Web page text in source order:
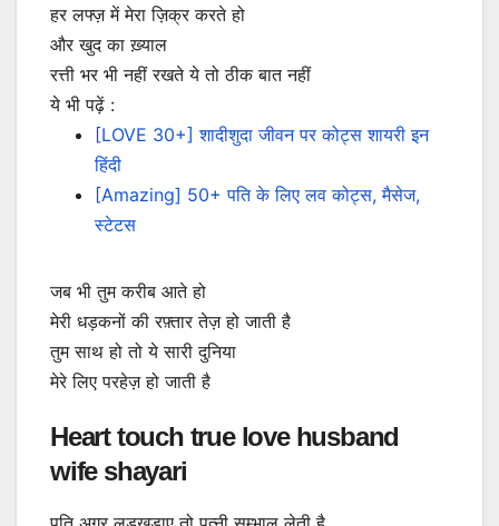
हर लफ्ज़ में मेरा ज़िक्र करते हो
और खुद का ख़्याल
रत्ती भर भी नहीं रखते ये तो ठीक बात नहीं
ये भी पढ़ें :
[LOVE 30+] शादीशुदा जीवन पर कोट्स शायरी इन
हिंदी
[Amazing] 50+ पति के लिए लव कोट्स, मैसेज,
स्टेटस
जब भी तुम करीब आते हो
मेरी धड़कनों की रफ़्तार तेज़ हो जाती है
तुम साथ हो तो ये सारी दुनिया
मेरे लिए परहेज़ हो जाती है
Heart touch true love husband
wife shayari